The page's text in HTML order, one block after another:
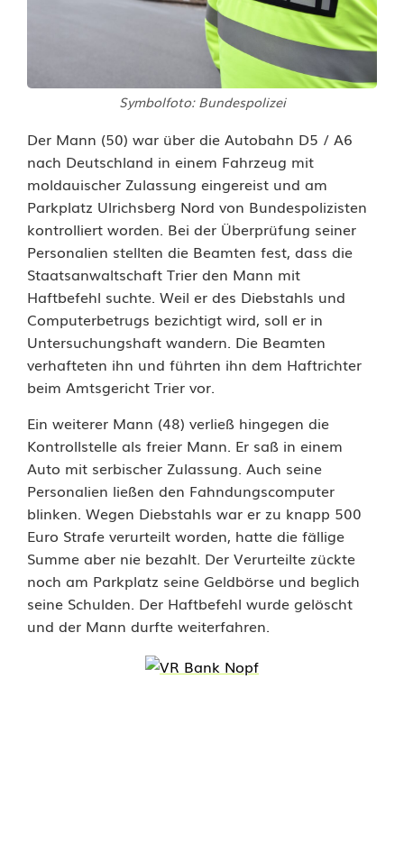
l
e
n
:
U
n
t
e
r
s
u
c
h
u
n
g
Symbolfoto: Bundespolizei
Der Mann (50) war über die Autobahn D5 / A6
nach Deutschland in einem Fahrzeug mit
moldauischer Zulassung eingereist und am
Parkplatz Ulrichsberg Nord von Bundespolizisten
kontrolliert worden. Bei der Überprüfung seiner
Personalien stellten die Beamten fest, dass die
Staatsanwaltschaft Trier den Mann mit
Haftbefehl suchte. Weil er des Diebstahls und
Computerbetrugs bezichtigt wird, soll er in
Untersuchungshaft wandern. Die Beamten
verhafteten ihn und führten ihn dem Haftrichter
beim Amtsgericht Trier vor.
Ein weiterer Mann (48) verließ hingegen die
Kontrollstelle als freier Mann. Er saß in einem
Auto mit serbischer Zulassung. Auch seine
Personalien ließen den Fahndungscomputer
blinken. Wegen Diebstahls war er zu knapp 500
Euro Strafe verurteilt worden, hatte die fällige
Summe aber nie bezahlt. Der Verurteilte zückte
noch am Parkplatz seine Geldbörse und beglich
seine Schulden. Der Haftbefehl wurde gelöscht
und der Mann durfte weiterfahren.